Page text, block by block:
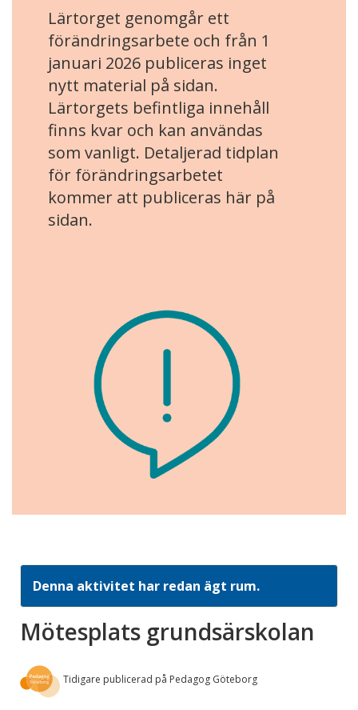
Lärtorget genomgår ett
förändringsarbete och från 1
januari 2026 publiceras inget
nytt material på sidan.
Lärtorgets befintliga innehåll
finns kvar och kan användas
som vanligt. Detaljerad tidplan
för förändringsarbetet
kommer att publiceras här på
sidan.
Denna aktivitet har redan ägt rum.
Mötesplats grundsärskolan
Tidigare publicerad på Pedagog Göteborg